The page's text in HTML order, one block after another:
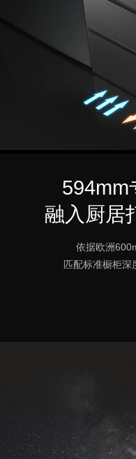
594mm
融入厨居
依据欧洲
匹配标准橱柜深